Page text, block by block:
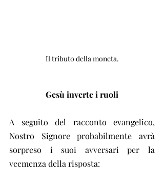
Il tributo della moneta.
Gesù inverte i ruoli
A seguito del racconto evangelico,
Nostro Signore probabilmente avrà
sorpreso i suoi avversari per la
veemenza della risposta: